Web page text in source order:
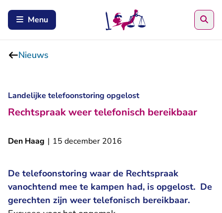
Menu
Nieuws
Landelijke telefoonstoring opgelost
Rechtspraak weer telefonisch bereikbaar
Den Haag | 15 december 2016
De telefoonstoring waar de Rechtspraak
vanochtend mee te kampen had, is opgelost. De
gerechten zijn weer telefonisch bereikbaar.